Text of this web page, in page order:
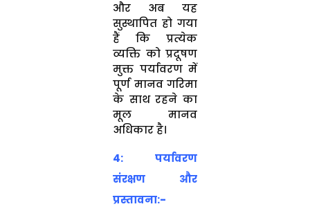
और अब यह
सुस्थापित हो गया
हैं कि प्रत्येक
व्यक्ति को प्रदूषण
मुक्त पर्यावरण में
पूर्ण मानव गरिमा
के साथ रहने का
मूल मानव
अधिकार है।
4: पर्यावरण
संरक्षण और
प्रस्तावना:-